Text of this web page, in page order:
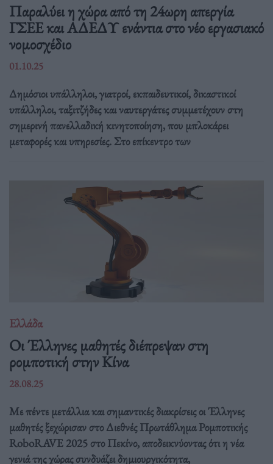
Παραλύει η χώρα από τη 24ωρη απεργία
ΓΣΕΕ και ΑΔΕΔΥ ενάντια στο νέο εργασιακό
νομοσχέδιο
01.10.25
Δημόσιοι υπάλληλοι, γιατροί, εκπαιδευτικοί, δικαστικοί
υπάλληλοι, ταξιτζήδες και ναυτεργάτες συμμετέχουν στη
σημερινή πανελλαδική κινητοποίηση, που μπλοκάρει
μεταφορές και υπηρεσίες. Στο επίκεντρο των
Ελλάδα
Οι Έλληνες μαθητές διέπρεψαν στη
ρομποτική στην Κίνα
28.08.25
Με πέντε μετάλλια και σημαντικές διακρίσεις οι Έλληνες
μαθητές ξεχώρισαν στο Διεθνές Πρωτάθλημα Ρομποτικής
RoboRAVE 2025 στο Πεκίνο, αποδεικνύοντας ότι η νέα
γενιά της χώρας συνδυάζει δημιουργικότητα,